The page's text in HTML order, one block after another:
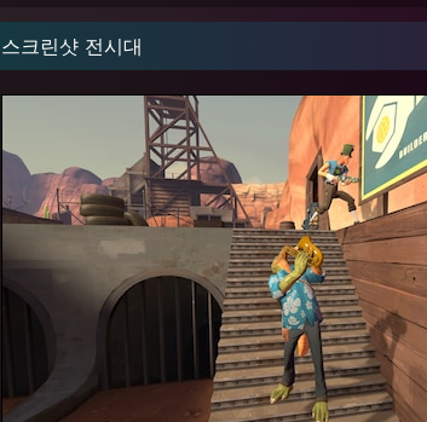
스크린샷 전시대